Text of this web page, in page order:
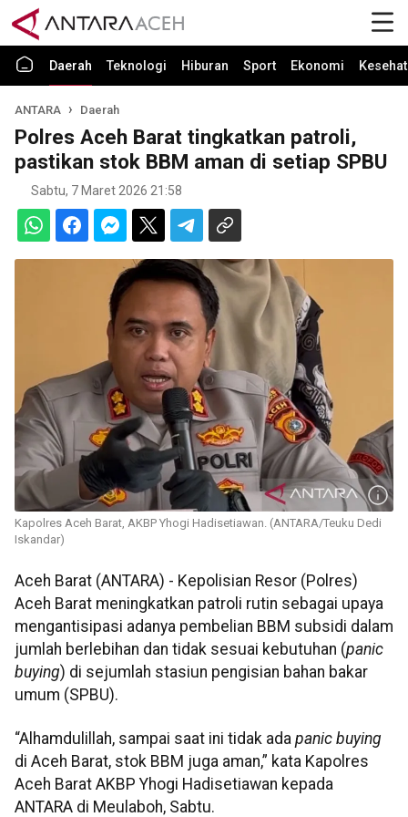
Daerah Teknologi Hiburan Sport Ekonomi
ANTARA Daerah
Polres Aceh Barat tingkatkan patroli,
pastikan stok BBM aman di setiap SPBU
Sabtu, 7 Maret 2026 21:58
Kapolres Aceh Barat, AKBP Yhogi Hadisetiawan. (ANTARA/Teuku Dedi
Iskandar)
Aceh Barat (ANTARA) - Kepolisian Resor (Polres)
Aceh Barat meningkatkan patroli rutin sebagai upaya
mengantisipasi adanya pembelian BBM subsidi dalam
jumlah berlebihan dan tidak sesuai kebutuhan (panic
buying) di sejumlah stasiun pengisian bahan bakar
umum (SPBU).
“Alhamdulillah, sampai saat ini tidak ada panic buying
di Aceh Barat, stok BBM juga aman,” kata Kapolres
Aceh Barat AKBP Yhogi Hadisetiawan kepada
ANTARA di Meulaboh, Sabtu.